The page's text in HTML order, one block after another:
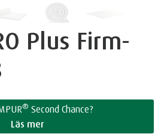
Plus Firm-
® Second Chance?
Läs mer